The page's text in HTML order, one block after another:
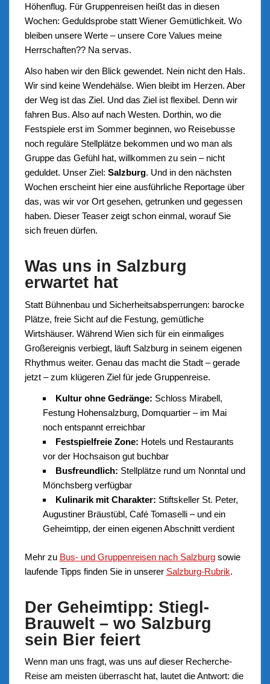
Höhenflug. Für Gruppenreisen heißt das in diesen
Wochen: Geduldsprobe statt Wiener Gemütlichkeit. Wo
bleiben unsere Werte – unsere Core Values meine
Herrschaften?? Na servas.
Also haben wir den Blick gewendet. Nein nicht den Hals.
Wir sind keine Wendehälse. Wien bleibt im Herzen. Aber
der Weg ist das Ziel. Und das Ziel ist flexibel. Denn wir
fahren Bus. Also auf nach Westen. Dorthin, wo die
Festspiele erst im Sommer beginnen, wo Reisebusse
noch reguläre Stellplätze bekommen und wo man als
Gruppe das Gefühl hat, willkommen zu sein – nicht
geduldet. Unser Ziel: Salzburg. Und in den nächsten
Wochen erscheint hier eine ausführliche Reportage über
das, was wir vor Ort gesehen, getrunken und gegessen
haben. Dieser Teaser zeigt schon einmal, worauf Sie
sich freuen dürfen.
Was uns in Salzburg
erwartet hat
Statt Bühnenbau und Sicherheitsabsperrungen: barocke
Plätze, freie Sicht auf die Festung, gemütliche
Wirtshäuser. Während Wien sich für ein einmaliges
Großereignis verbiegt, läuft Salzburg in seinem eigenen
Rhythmus weiter. Genau das macht die Stadt – gerade
jetzt – zum klügeren Ziel für jede Gruppenreise.
Kultur ohne Gedränge: Schloss Mirabell,
Festung Hohensalzburg, Domquartier – im Mai
noch entspannt erreichbar
Festspielfreie Zone: Hotels und Restaurants
vor der Hochsaison gut buchbar
Busfreundlich: Stellplätze rund um Nonntal und
Mönchsberg verfügbar
Kulinarik mit Charakter: Stiftskeller St. Peter,
Augustiner Bräustübl, Café Tomaselli – und ein
Geheimtipp, der einen eigenen Abschnitt verdient
Mehr zu Bus- und Gruppenreisen nach Salzburgsowie
laufende Tipps finden Sie in unserer Salzburg-Rubrik.
Der Geheimtipp: Stiegl-
Brauwelt – wo Salzburg
sein Bier feiert
Wenn man uns fragt, was uns auf dieser Recherche-
Reise am meisten überrascht hat, lautet die Antwort: die